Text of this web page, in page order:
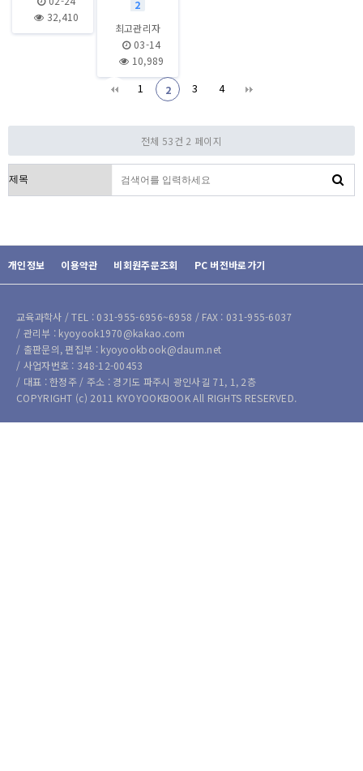
32,410
2
최고관리자
03-14
10,989
1 2 3 4
전체 53건 2 페이지
개인정보 이용약관 비회원주문조회 PC 버전바로가기
교육과학사 / TEL : 031-955-6956~6958 / FAX : 031-955-6037
/ 관리부 : kyoyook1970@kakao.com
/ 출판문의, 편집부 : kyoyookbook@daum.net
/ 사업자번호 : 348-12-00453
/ 대표 : 한정주 / 주소 : 경기도 파주시 광인사길 71, 1, 2층
COPYRIGHT (c) 2011 KYOYOOKBOOK All RIGHTS RESERVED.